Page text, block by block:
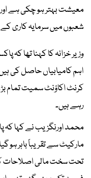
معیشت بہتر ہو چکی ہے اور
شعبوں میں سرمایہ کاری
وزیر خزانہ کا کہنا تھا کہ
اہم کامیابیاں حاصل کی
کرنٹ اکاؤنٹ سمیت تمام
رہے ہیں۔
مارکیٹ سے تقریباً باہر ہو